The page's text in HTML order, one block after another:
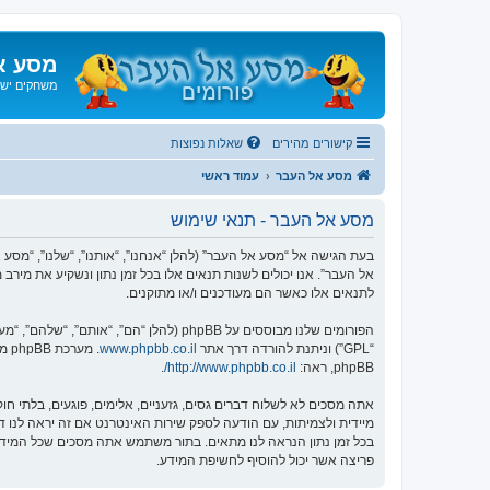
מסע
משחקים
קישורים מהירים שאלות נפוצות
מסע אל העבר עמוד ראשי
מסע אל העבר - תנאי שימוש
אל העבר”. אנו יכולים לשנות תנאים אלו בכל זמן נתון ונשקיע את
לתנאים אלו כאשר הם מעודכנים ו/או מתוקנים.
הפורומים שלנו מבוססים על phpBB (להלן “הם”, “אותם”, “שלהם”, “מערכת phpBB”, “www.phpbb.co.il”, “קבוצת phpBB”, “צוות phpBB הישראלי”) אשר הינה מערכת בולטיין המשוחררת תחת הסכם “
“GPL”) וניתנת להורדה דרך אתר
www.phpbb.co.il
phpBB, ראה:
http://www.phpbb.co.il/
.
אתה מסכים לא לשלוח דברים גסים, גזעניים, אלימים, פוגעים,
פריצה אשר יכול להוסיף לחשיפת המידע.